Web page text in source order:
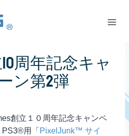
10周年記念キャ
ン第2弾
創立１０周年記念キャンペ
用「 PixelJunk™ サイ